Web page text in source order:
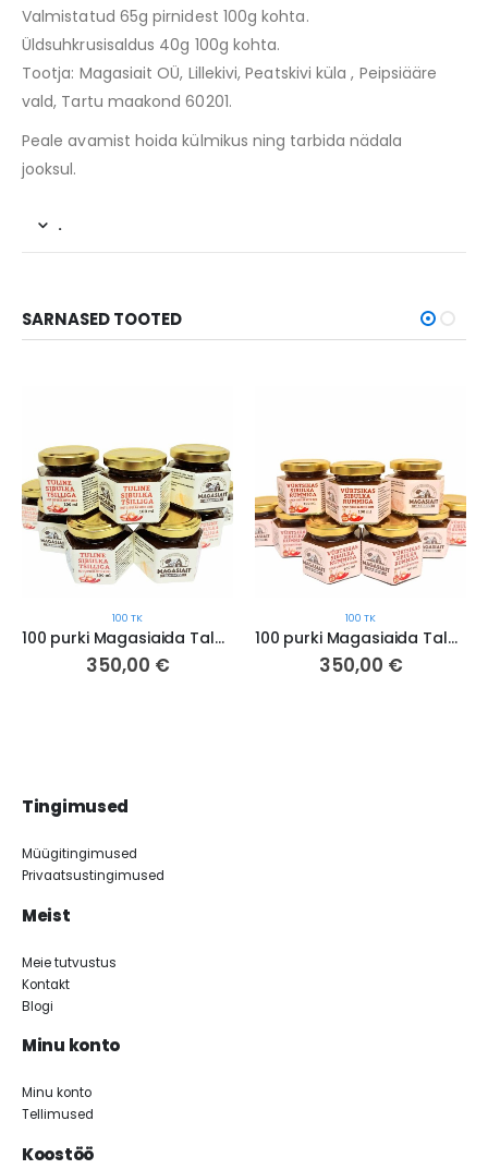
Valmistatud 65g pirnidest 100g kohta.
Üldsuhkrusisaldus 40g 100g kohta.
Tootja: Magasiait OÜ, Lillekivi, Peatskivi küla , Peipsiääre
vald, Tartu maakond 60201.
Peale avamist hoida külmikus ning tarbida nädala
jooksul.
.
SARNASED TOOTED
100 TK
100 purki Magasiaida Talusahvri “Tuline Sibulka tšilliga” 100 ml.
350,00 €
100 TK
100 purki Magasiaida Talusahvri “Vürtsikas Sibulka rummiga” 100 ml.
350,00 €
Tingimused
Müügitingimused
Privaatsustingimused
Meist
Meie tutvustus
Kontakt
Blogi
Minu konto
Minu konto
Tellimused
Koostöö